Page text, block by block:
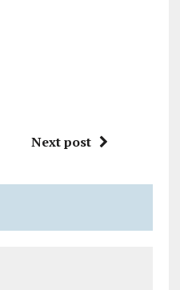
Next post